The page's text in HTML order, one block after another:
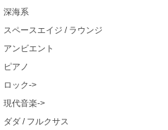
深海系
スペースエイジ / ラウンジ
アンビエント
ピアノ
ロック->
現代音楽->
ダダ / フルクサス